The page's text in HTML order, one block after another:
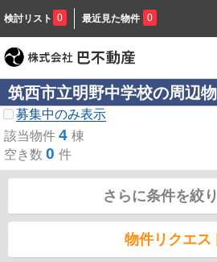
検討リスト 0 最近見た物件 0
筑西市立明野中学校の周辺
募集中のみ表示
該当物件 4 棟
空き数 0 件
さらに条件を絞
物件リクエス